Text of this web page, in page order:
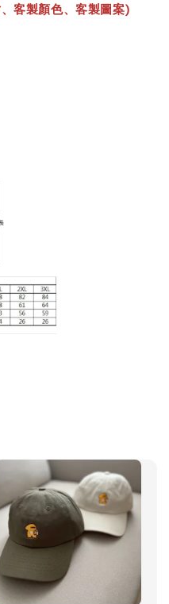
客製顏色、客製圖案)